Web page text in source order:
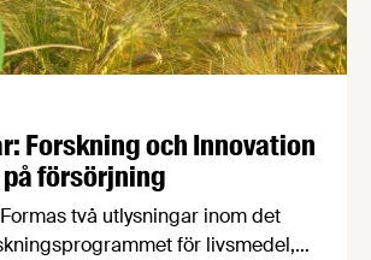
Forskning och Innovation
försörjning
två utlysningar inom det
för livsmedel,